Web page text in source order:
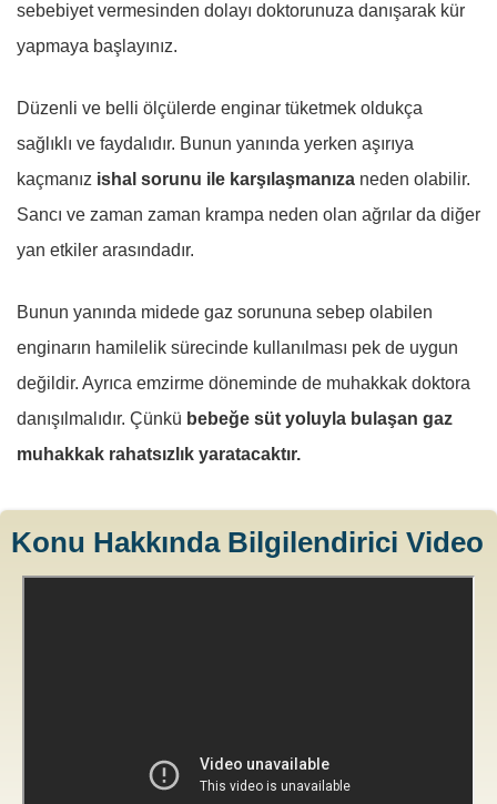
sebebiyet vermesinden dolayı doktorunuza danışarak kür
yapmaya başlayınız.
Düzenli ve belli ölçülerde enginar tüketmek oldukça
sağlıklı ve faydalıdır. Bunun yanında yerken aşırıya
kaçmanız ishal sorunu ile karşılaşmanıza neden olabilir.
Sancı ve zaman zaman krampa neden olan ağrılar da diğer
yan etkiler arasındadır.
Bunun yanında midede gaz sorununa sebep olabilen
enginarın hamilelik sürecinde kullanılması pek de uygun
değildir. Ayrıca emzirme döneminde de muhakkak doktora
danışılmalıdır. Çünkü bebeğe süt yoluyla bulaşan gaz
muhakkak rahatsızlık yaratacaktır.
Konu Hakkında Bilgilendirici Video